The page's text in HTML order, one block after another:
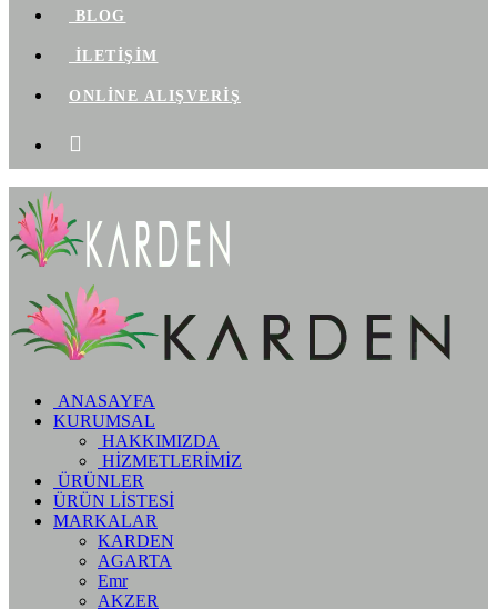
BLOG
İLETİŞİM
ONLİNE ALIŞVERİŞ
ANASAYFA
KURUMSAL
HAKKIMIZDA
HİZMETLERİMİZ
ÜRÜNLER
ÜRÜN LİSTESİ
MARKALAR
KARDEN
AGARTA
Emr
AKZER